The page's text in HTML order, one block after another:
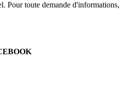
Pour toute demande d'informations,